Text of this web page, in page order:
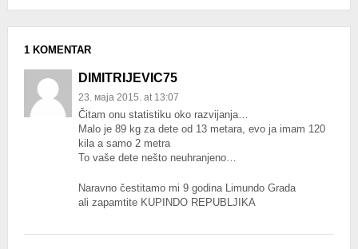
1 KOMENTAR
DIMITRIJEVIC75
23. маја 2015. at 13:07
Čitam onu statistiku oko razvijanja…
Malo je 89 kg za dete od 13 metara, evo ja imam 120
kila a samo 2 metra
To vaše dete nešto neuhranjeno…
Naravno čestitamo mi 9 godina Limundo Grada
ali zapamtite KUPINDO REPUBLJIKA